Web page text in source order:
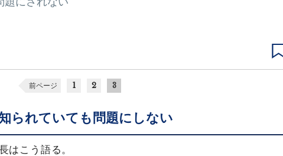
前ページ 1 2 3
られていても問題にしない
はこう語る。